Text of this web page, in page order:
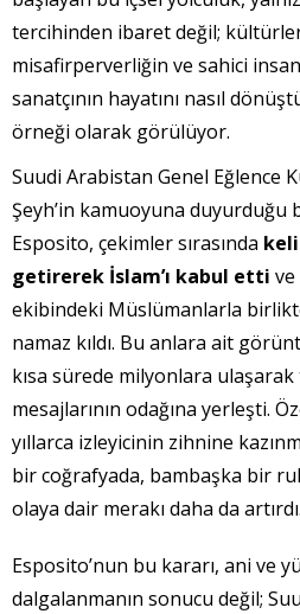
tercihinden ibaret değil;
misafirperverliğin ve sahici
sanatçının hayatını nasıl
örneği olarak görülüyor.
Suudi Arabistan Genel Eğlence
Şeyh’in kamuoyuna duyurduğu
Esposito, çekimler sırasında
getirerek İslam’ı kabul etti ve
ekibindeki Müslümanlarla
namaz kıldı. Bu anlara ait
kısa sürede milyonlara
mesajlarının odağına yerleşti.
yıllarca izleyicinin zihnine
bir coğrafyada, bambaşka bir
olaya dair merakı daha da artırdı.
Esposito’nun bu kararı, ani ve
dalgalanmanın sonucu değil;